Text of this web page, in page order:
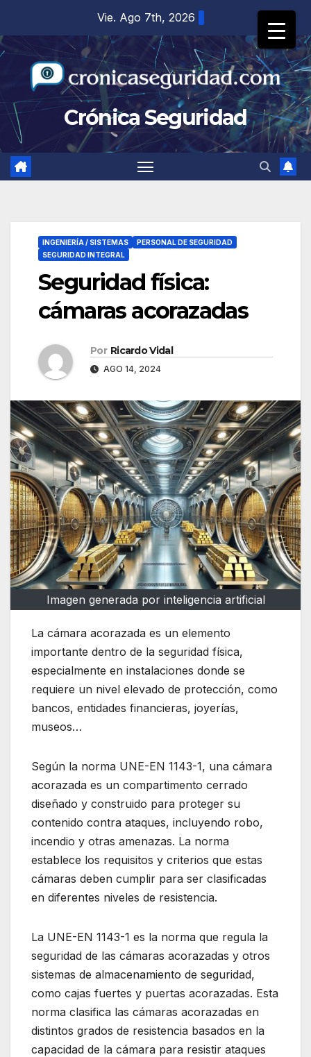
contenido
Vie. Ago 7th, 2026
Crónica Seguridad
INGENIERÍA / SISTEMAS
PERSONAL DE SEGURIDAD
SEGURIDAD INTEGRAL
Seguridad física:
cámaras acorazadas
Por Ricardo Vidal
AGO 14, 2024
Imagen generada por inteligencia artificial
La cámara acorazada es un elemento
importante dentro de la seguridad física,
especialmente en instalaciones donde se
requiere un nivel elevado de protección, como
bancos, entidades financieras, joyerías,
museos…
Según la norma UNE-EN 1143-1, una cámara
acorazada es un compartimento cerrado
diseñado y construido para proteger su
contenido contra ataques, incluyendo robo,
incendio y otras amenazas. La norma
establece los requisitos y criterios que estas
cámaras deben cumplir para ser clasificadas
en diferentes niveles de resistencia.
La UNE-EN 1143-1 es la norma que regula la
seguridad de las cámaras acorazadas y otros
sistemas de almacenamiento de seguridad,
como cajas fuertes y puertas acorazadas. Esta
norma clasifica las cámaras acorazadas en
distintos grados de resistencia basados en la
capacidad de la cámara para resistir ataques